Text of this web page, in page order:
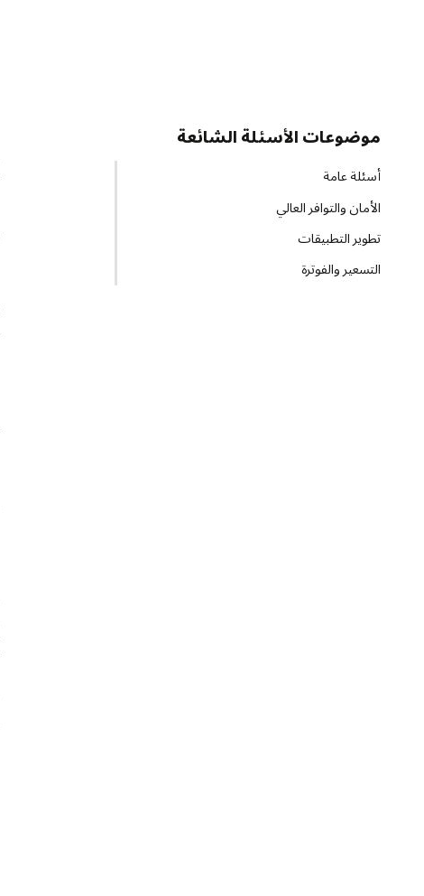
موضوعات الأسئلة الشائعة
أسئلة عامة
الأمان والتوافر العالي
تطوير التطبيقات
التسعير والفوترة